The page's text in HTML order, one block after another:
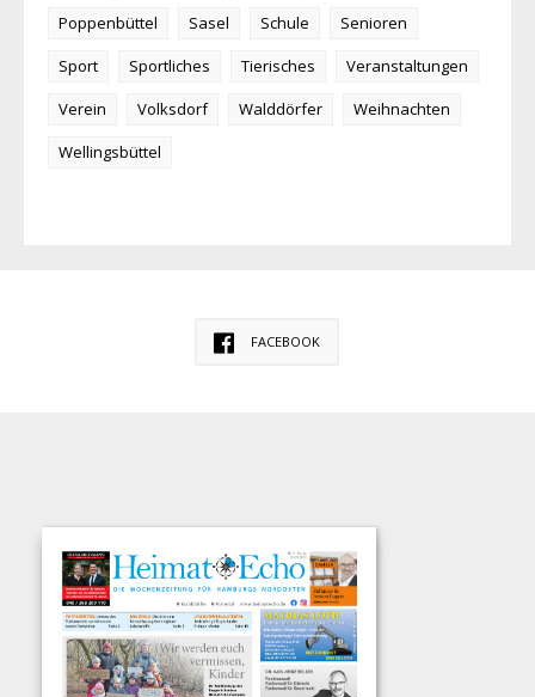
Poppenbüttel
Sasel Schule
Senioren
Sport
Sportliches Tierisches
Veranstaltungen
Verein
Volksdorf Walddörfer
Weihnachten
Wellingsbüttel
FACEBOOK